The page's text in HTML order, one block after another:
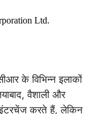
Ltd.
के विभिन्न इलाकों
वैशाली और
इंटरचेंज करते हैं, लेकिन